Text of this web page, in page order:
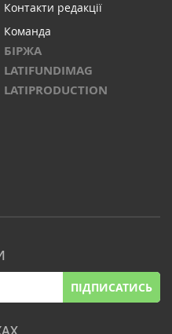
Контакти редакції
Команда
БІРЖА
LATIFUNDIMAG
LATIPRODUCTION
ПІДПИСАТИСЬ